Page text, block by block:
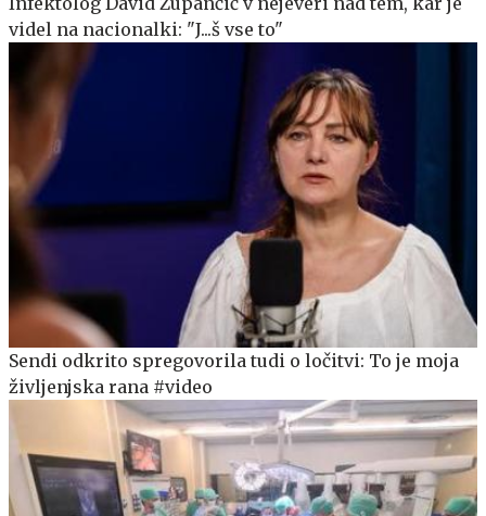
videl na nacionalki: "J...š vse to"
Sendi odkrito spregovorila tudi o ločitvi: To je moja
življenjska rana #video